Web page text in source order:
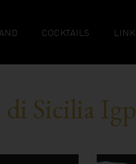
COCKTAILS LINK
Sicilia Igp